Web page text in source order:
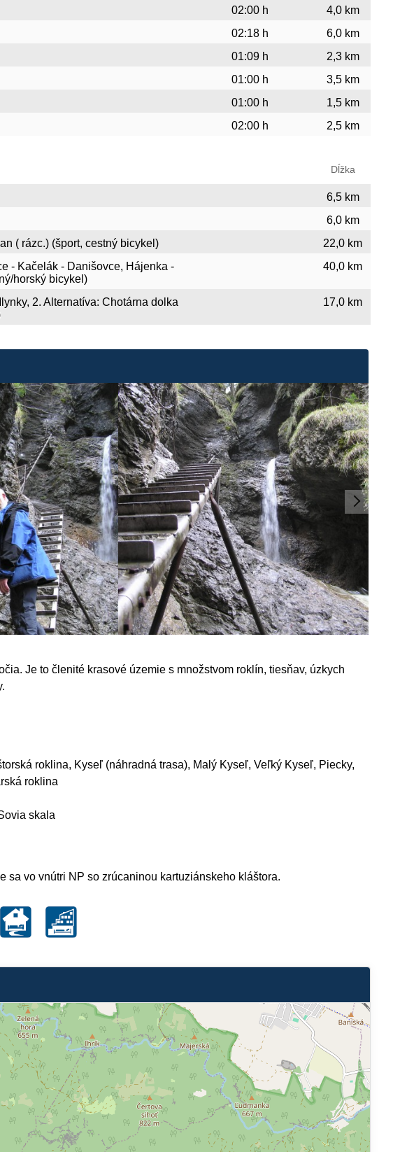
02:00 h
4,0 km
02:18 h
6,0 km
01:09 h
2,3 km
01:00 h
3,5 km
01:00 h
1,5 km
02:00 h 2,5 km
Dĺžka
6,5 km
6,0 km
( rázc.) (šport, cestný bicykel)
22,0 km
- Kačelák - Danišovce, Hájenka -
horský bicykel)
40,0 km
2. Alternatíva: Chotárna dolka
17,0 km
Je to členité krasové územie s množstvom roklín, tiesňav, úzkych
roklina, Kyseľ (náhradná trasa), Malý Kyseľ, Veľký Kyseľ, Piecky,
roklina
skala
sa vo vnútri NP so zrúcaninou kartuziánskeho kláštora.